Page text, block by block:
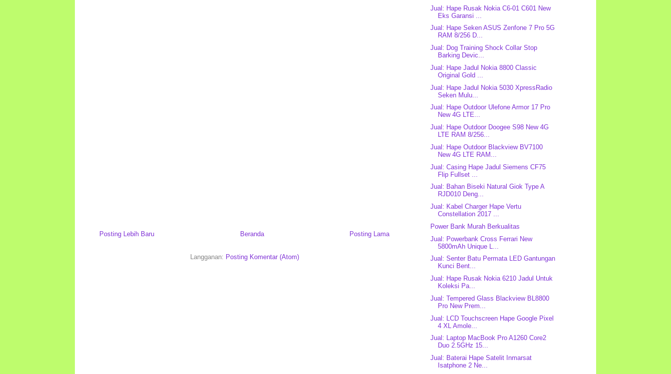
Posting Lebih Baru Posting Lama
Beranda
Langganan: Posting Komentar (Atom)
Jual: Hape Rusak Nokia C6-01 C601 New
Eks Garansi ...
Jual: Hape Seken ASUS Zenfone 7 Pro 5G
RAM 8/256 D...
Jual: Dog Training Shock Collar Stop
Barking Devic...
Jual: Hape Jadul Nokia 8800 Classic
Original Gold ...
Jual: Hape Jadul Nokia 5030 XpressRadio
Seken Mulu...
Jual: Hape Outdoor Ulefone Armor 17 Pro
New 4G LTE...
Jual: Hape Outdoor Doogee S98 New 4G
LTE RAM 8/256...
Jual: Hape Outdoor Blackview BV7100
New 4G LTE RAM...
Jual: Casing Hape Jadul Siemens CF75
Flip Fullset ...
Jual: Bahan Biseki Natural Giok Type A
RJD010 Deng...
Jual: Kabel Charger Hape Vertu
Constellation 2017 ...
Power Bank Murah Berkualitas
Jual: Powerbank Cross Ferrari New
5800mAh Unique L...
Jual: Senter Batu Permata LED Gantungan
Kunci Bent...
Jual: Hape Rusak Nokia 6210 Jadul Untuk
Koleksi Pa...
Jual: Tempered Glass Blackview BL8800
Pro New Prem...
Jual: LCD Touchscreen Hape Google Pixel
4 XL Amole...
Jual: Laptop MacBook Pro A1260 Core2
Duo 2.5GHz 15...
Jual: Baterai Hape Satelit Inmarsat
Isatphone 2 Ne...